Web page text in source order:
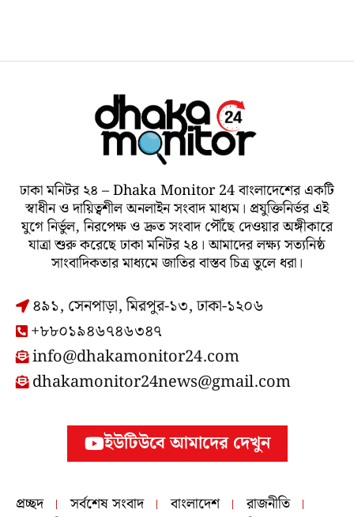
ঢাকা মনিটর ২৪ – Dhaka Monitor 24 বাংলাদেশের একটি
স্বাধীন ও দায়িত্বশীল অনলাইন সংবাদ মাধ্যম। প্রযুক্তিনির্ভর এই
যুগে নির্ভুল, নিরপেক্ষ ও দ্রুত সংবাদ পৌঁছে দেওয়ার অঙ্গীকারে
যাত্রা শুরু করেছে ঢাকা মনিটর ২৪। আমাদের লক্ষ্য সত্যনিষ্ঠ
সাংবাদিকতার মাধ্যমে জাতির বাস্তব চিত্র তুলে ধরা।
৪৯১, সেনপাড়া, মিরপুর-১৩, ঢাকা-১২০৬
+৮৮০১৯৪৬৭৪৬৩৪৭
info@dhakamonitor24.com
dhakamonitor24news@gmail.com
ইউটিউবে আমাদের দেখুন
প্রচ্ছদ সর্বশেষ সংবাদ বাংলাদেশ
রাজনীতি